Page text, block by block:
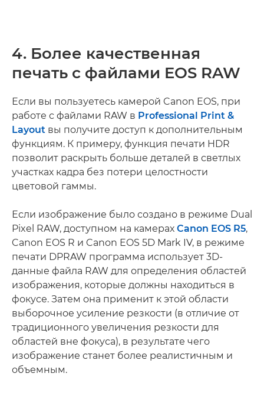
4. Более качественная
печать с файлами EOS RAW
Если вы пользуетесь камерой Canon EOS, при
работе с файлами RAW в Professional Print &
Layout вы получите доступ к дополнительным
функциям. К примеру, функция печати HDR
позволит раскрыть больше деталей в светлых
участках кадра без потери целостности
цветовой гаммы.
Если изображение было создано в режиме Dual
Pixel RAW, доступном на камерах Canon EOS R5,
Canon EOS R и Canon EOS 5D Mark IV, в режиме
печати DPRAW программа использует 3D-
данные файла RAW для определения областей
изображения, которые должны находиться в
фокусе. Затем она применит к этой области
выборочное усиление резкости (в отличие от
традиционного увеличения резкости для
областей вне фокуса), в результате чего
изображение станет более реалистичным и
объемным.